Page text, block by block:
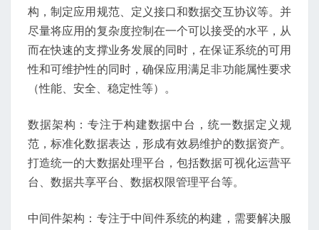
构，制定应用规范、定义接口和数据交互协议等。并
尽量将应用的复杂度控制在一个可以接受的水平，从
而在快速的支撑业务发展的同时，在保证系统的可用
性和可维护性的同时，确保应用满足非功能属性要求
（性能、安全、稳定性等）。
数据架构：专注于构建数据中台，统一数据定义规
范，标准化数据表达，形成有效易维护的数据资产。
打造统一的大数据处理平台，包括数据可视化运营平
台、数据共享平台、数据权限管理平台等。
中间件架构：专注于中间件系统的构建，需要解决服